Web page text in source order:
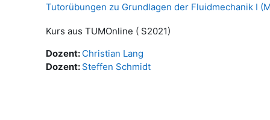
Tutorübungen zu Grundlagen der Fluidmechanik I
Kurs aus TUMOnline ( S2021)
Dozent: Christian Lang
Dozent: Steffen Schmidt